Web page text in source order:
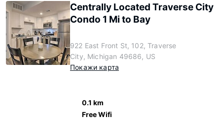
Centrally Located Traverse City
Condo 1 Mi to Bay
922 East Front St, 102, Traverse
City, Michigan 49686, US
Покажи карта
0.1 km
Free Wifi